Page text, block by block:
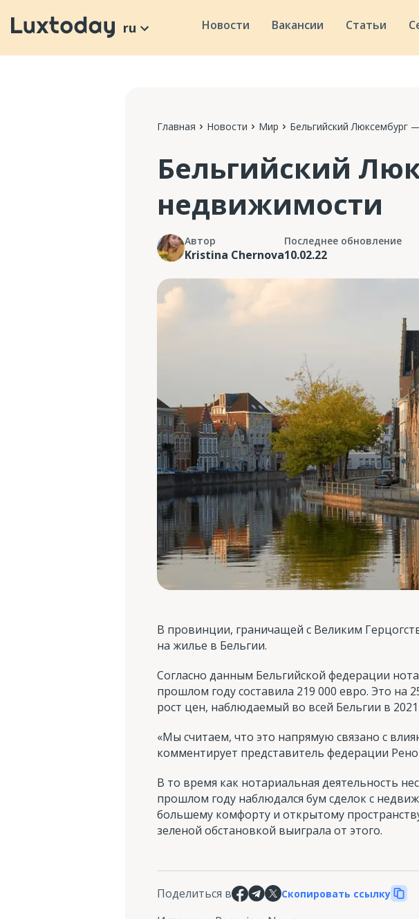
ru Новости Вакансии Статьи
Главная Новости Мир Бельгийский Люксембург
Бельгийский
недвижимости
Автор
Kristina Chernova
Последнее обновление
10.02.22
В провинции, граничащей с Великим
на жилье в Бельгии.
Согласно данным Бельгийской федерации
прошлом году составила 219 000 евро. Это на
рост цен, наблюдаемый во всей Бельгии в 2021
«Мы считаем, что это напрямую связано с
комментирует представитель федерации Рено
В то время как нотариальная деятельность
прошлом году наблюдался бум сделок с
большему комфорту и открытому
зеленой обстановкой выиграла от этого.
Поделиться в Скопировать ссылку